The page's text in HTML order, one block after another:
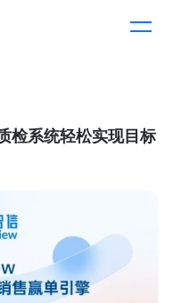
检系统轻松实现目标